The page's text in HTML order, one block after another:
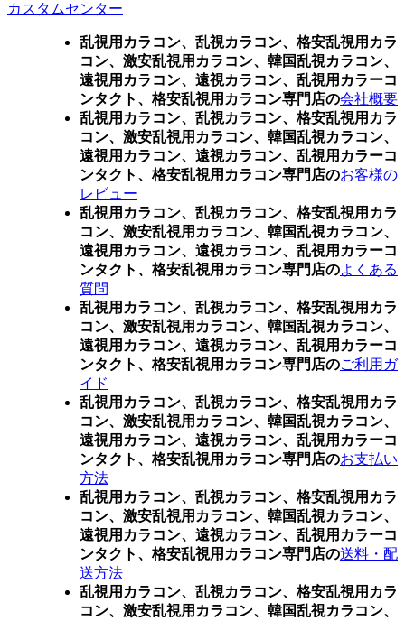
カスタムセンター
乱視用カラコン、乱視カラコン、格安乱視用カラ
コン、激安乱視用カラコン、韓国乱視カラコン、
遠視用カラコン、遠視カラコン、乱視用カラーコ
ンタクト、格安乱視用カラコン専門店の会社概要
乱視用カラコン、乱視カラコン、格安乱視用カラ
コン、激安乱視用カラコン、韓国乱視カラコン、
遠視用カラコン、遠視カラコン、乱視用カラーコ
ンタクト、格安乱視用カラコン専門店のお客様の
レビュー
乱視用カラコン、乱視カラコン、格安乱視用カラ
コン、激安乱視用カラコン、韓国乱視カラコン、
遠視用カラコン、遠視カラコン、乱視用カラーコ
ンタクト、格安乱視用カラコン専門店のよくある
質問
乱視用カラコン、乱視カラコン、格安乱視用カラ
コン、激安乱視用カラコン、韓国乱視カラコン、
遠視用カラコン、遠視カラコン、乱視用カラーコ
ンタクト、格安乱視用カラコン専門店のご利用ガ
イド
乱視用カラコン、乱視カラコン、格安乱視用カラ
コン、激安乱視用カラコン、韓国乱視カラコン、
遠視用カラコン、遠視カラコン、乱視用カラーコ
ンタクト、格安乱視用カラコン専門店のお支払い
方法
乱視用カラコン、乱視カラコン、格安乱視用カラ
コン、激安乱視用カラコン、韓国乱視カラコン、
遠視用カラコン、遠視カラコン、乱視用カラーコ
ンタクト、格安乱視用カラコン専門店の送料・配
送方法
乱視用カラコン、乱視カラコン、格安乱視用カラ
コン、激安乱視用カラコン、韓国乱視カラコン、